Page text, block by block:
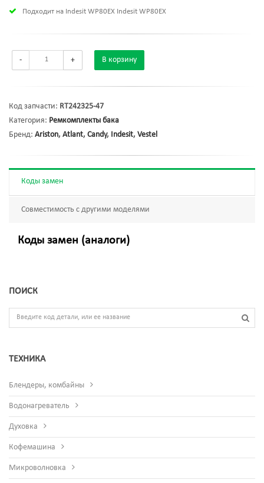
Подходит на Indesit WP80EX Indesit WP80EX
- + В корзину
Код запчасти: RT242325-47
Категория: Ремкомплекты бака
Бренд: Ariston, Atlant, Candy, Indesit, Vestel
Коды замен
Совместимость с другими моделями
Коды замен (аналоги)
ПОИСК
ТЕХНИКА
Блендеры, комбайны
Водонагреватель
Духовка
Кофемашина
Микроволновка